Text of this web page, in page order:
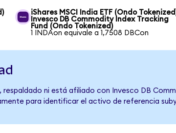
iShares MSCI India ETF (Ondo
Invesco DB Commodity Index Tracking
Fund (Ondo Tokenized)
1 INDAon equivale a 1,7508 DBCon
ni está afiliado con Invesco DB
para identificar el activo de referencia